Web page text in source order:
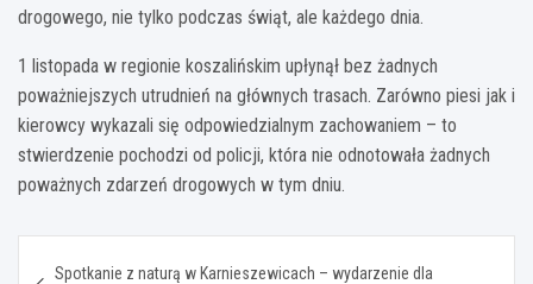
drogowego, nie tylko podczas świąt, ale każdego dnia.
1 listopada w regionie koszalińskim upłynął bez żadnych
poważniejszych utrudnień na głównych trasach. Zarówno piesi jak i
kierowcy wykazali się odpowiedzialnym zachowaniem – to
stwierdzenie pochodzi od policji, która nie odnotowała żadnych
poważnych zdarzeń drogowych w tym dniu.
Spotkanie z naturą w Karnieszewicach – wydarzenie dla